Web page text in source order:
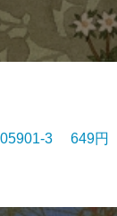
3 649円